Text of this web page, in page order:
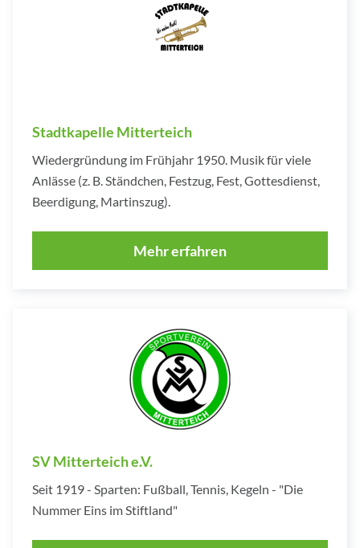
Stadtkapelle Mitterteich
Wiedergründung im Frühjahr 1950. Musik für viele
Anlässe (z. B. Ständchen, Festzug, Fest, Gottesdienst,
Beerdigung, Martinszug).
Mehr erfahren
SV Mitterteich e.V.
Seit 1919 - Sparten: Fußball, Tennis, Kegeln - "Die
Nummer Eins im Stiftland"